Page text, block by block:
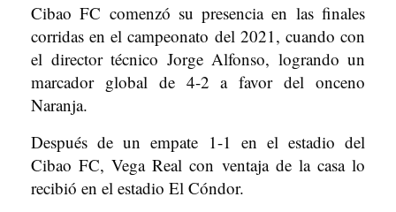
Cibao FC comenzó su presencia en las finales
corridas en el campeonato del 2021, cuando con
el director técnico Jorge Alfonso, logrando un
marcador global de 4-2 a favor del onceno
Naranja.
Después de un empate 1-1 en el estadio del
Cibao FC, Vega Real con ventaja de la casa lo
recibió en el estadio El Cóndor.